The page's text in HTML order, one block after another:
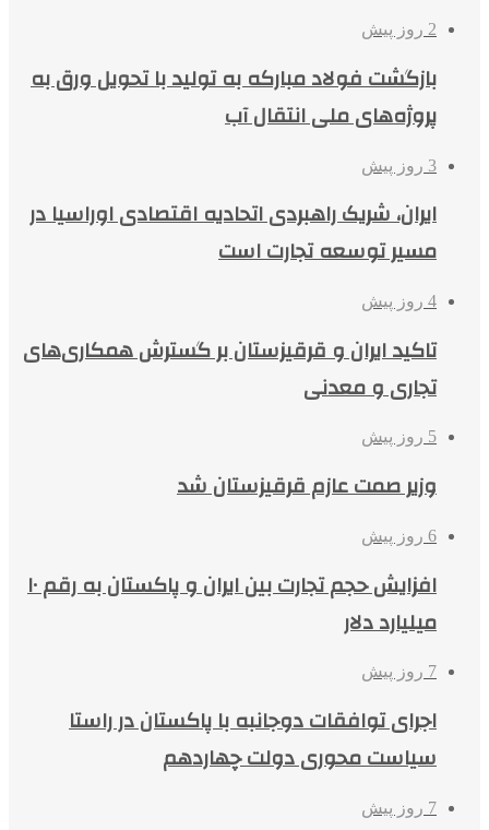
2 روز پیش
بازگشت فولاد مبارکه به تولید با تحویل ورق به
پروژه‌های ملی انتقال آب
3 روز پیش
ایران، شریک راهبردی اتحادیه اقتصادی اوراسیا در
مسیر توسعه تجارت است
4 روز پیش
تاکید ایران و قرقیزستان بر گسترش همکاری‌های
تجاری و معدنی
5 روز پیش
وزیر صمت عازم قرقیزستان شد
6 روز پیش
افزایش حجم تجارت بین ایران و پاکستان به رقم ۱۰
میلیارد دلار
7 روز پیش
اجرای توافقات دوجانبه با پاکستان در راستا
سیاست محوری دولت چهاردهم
7 روز پیش